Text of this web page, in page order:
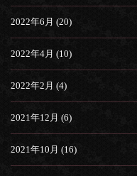
2022年6月 (20)
2022年4月 (10)
2022年2月 (4)
2021年12月 (6)
2021年10月 (16)